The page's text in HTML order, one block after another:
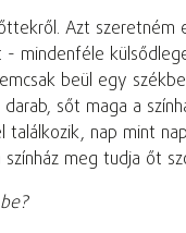
Azt
mindenféle
beül egy
sőt maga a
találkozik, nap mint
meg tudja őt